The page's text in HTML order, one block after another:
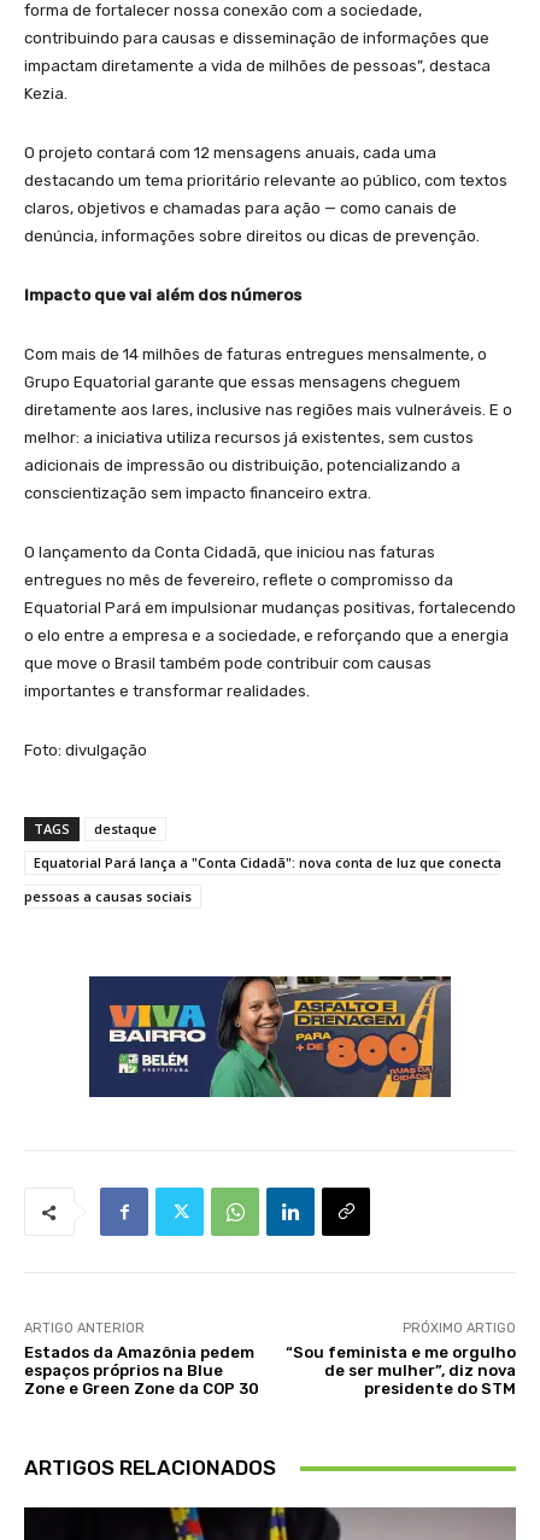
forma de fortalecer nossa conexão com a sociedade,
contribuindo para causas e disseminação de informações que
impactam diretamente a vida de milhões de pessoas”, destaca
Kezia.
O projeto contará com 12 mensagens anuais, cada uma
destacando um tema prioritário relevante ao público, com textos
claros, objetivos e chamadas para ação — como canais de
denúncia, informações sobre direitos ou dicas de prevenção.
Impacto que vai além dos números
Com mais de 14 milhões de faturas entregues mensalmente, o
Grupo Equatorial garante que essas mensagens cheguem
diretamente aos lares, inclusive nas regiões mais vulneráveis. E o
melhor: a iniciativa utiliza recursos já existentes, sem custos
adicionais de impressão ou distribuição, potencializando a
conscientização sem impacto financeiro extra.
O lançamento da Conta Cidadã, que iniciou nas faturas
entregues no mês de fevereiro, reflete o compromisso da
Equatorial Pará em impulsionar mudanças positivas, fortalecendo
o elo entre a empresa e a sociedade, e reforçando que a energia
que move o Brasil também pode contribuir com causas
importantes e transformar realidades.
Foto: divulgação
TAGS
destaque
Equatorial Pará lança a "Conta Cidadã": nova conta de luz que conecta
pessoas a causas sociais
ARTIGO ANTERIOR
Estados da Amazônia pedem
espaços próprios na Blue
Zone e Green Zone da COP 30
PRÓXIMO ARTIGO
“Sou feminista e me orgulho
de ser mulher”, diz nova
presidente do STM
ARTIGOS RELACIONADOS